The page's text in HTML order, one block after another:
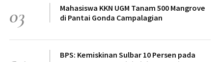
03
Mahasiswa KKN UGM Tanam 500 Mangrove
di Pantai Gonda Campalagian
BPS: Kemiskinan Sulbar 10 Persen pada